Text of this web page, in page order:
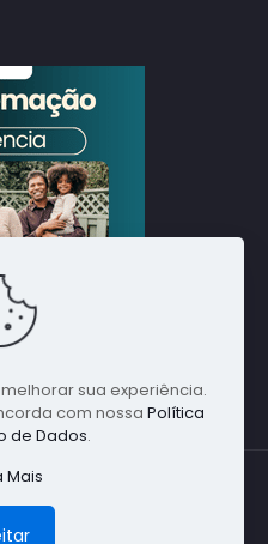
sua experiência.
com nossa Política
de Dados.
Mais